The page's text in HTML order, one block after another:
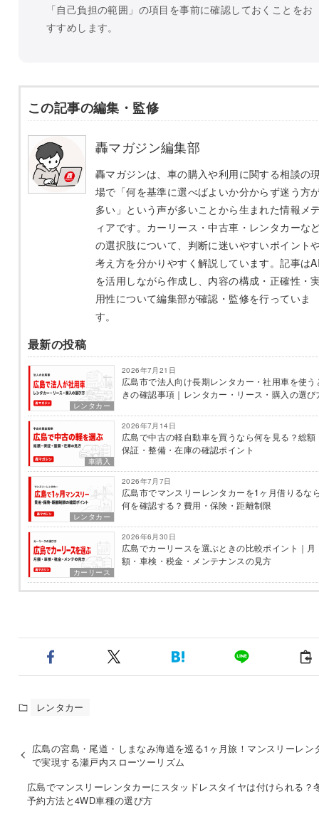
「自己負担の範囲」の項目を事前に確認しておくことをお
すすめします。
この記事の編集・監修
轟マガジン編集部
轟マガジンは、車の購入や利用に関する相談の
場で「何を基準に選べばよいか分からず迷う方
多い」という声が多いことから生まれた情報メ
ィアです。カーリース・中古車・レンタカーな
の選択肢について、判断に迷いやすいポイント
考え方を分かりやすく解説しています。記事は
を活用しながら作成し、内容の構成・正確性・
用性について編集部が確認・監修を行っていま
す。
最新の投稿
レンタカー
2026年7月21日
広島市で法人向け長期レンタカー・社用車を使う
きの確認事項｜レンタカー・リース・購入の選び
車購入
2026年7月14日
広島で中古の軽自動車を買うなら何を見る？総額
保証・整備・在庫の確認ポイント
レンタカー
2026年7月7日
広島市でマンスリーレンタカーを1ヶ月借りるな
何を確認する？費用・保険・距離制限
カーリース
2026年6月30日
広島でカーリースを選ぶときの比較ポイント｜月
額・車検・税金・メンテナンスの見方
レンタカー
広島の宮島・尾道・しまなみ海道を巡る1ヶ月旅！マンスリーレン
で実現する瀬戸内スローツーリズム
広島でマンスリーレンタカーにスタッドレスタイヤは付けられる？
予約方法と4WD車種の選び方